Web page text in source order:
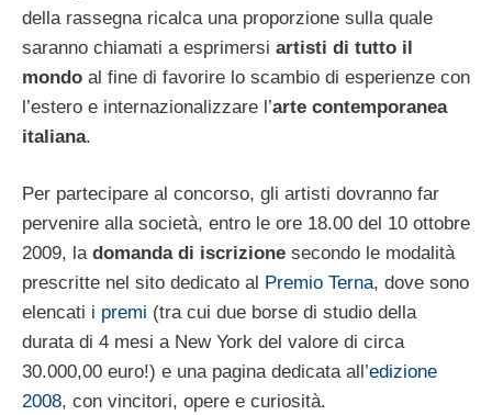
della rassegna ricalca una proporzione sulla quale
saranno chiamati a esprimersi artisti di tutto il
mondo al fine di favorire lo scambio di esperienze con
l’estero e internazionalizzare l’arte contemporanea
italiana.
Per partecipare al concorso, gli artisti dovranno far
pervenire alla società, entro le ore 18.00 del 10 ottobre
2009, la domanda di iscrizione secondo le modalità
prescritte nel sito dedicato al Premio Terna, dove sono
elencati i premi (tra cui due borse di studio della
durata di 4 mesi a New York del valore di circa
30.000,00 euro!) e una pagina dedicata all’edizione
2008, con vincitori, opere e curiosità.